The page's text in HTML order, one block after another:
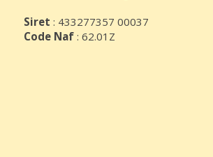
Siret : 433277357 00037
Code Naf : 62.01Z